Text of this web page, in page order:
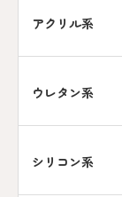
アクリル系
ウレタン系
シリコン系